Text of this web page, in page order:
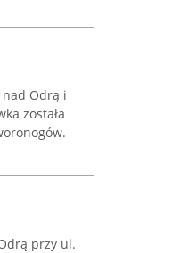
Odrą i
została
przy ul.